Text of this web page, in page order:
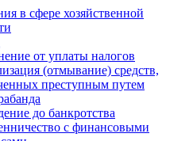
в сфере хозяйственной
от уплаты налогов
(отмывание) средств,
преступным путем
до банкротства
с финансовыми